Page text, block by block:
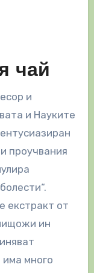
чай
и
и Науките
проучвания
екстракт от
ин
много